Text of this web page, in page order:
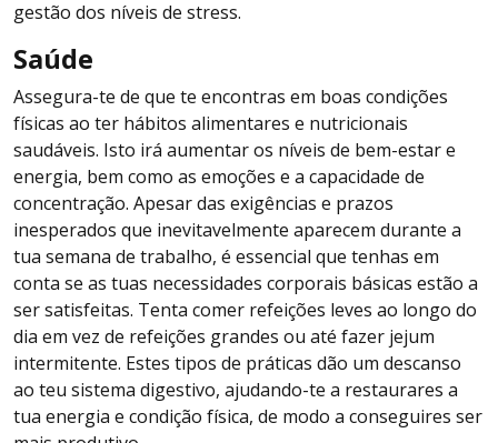
gestão dos níveis de stress.
Saúde
Assegura-te de que te encontras em boas condições
físicas ao ter hábitos alimentares e nutricionais
saudáveis. Isto irá aumentar os níveis de bem-estar e
energia, bem como as emoções e a capacidade de
concentração. Apesar das exigências e prazos
inesperados que inevitavelmente aparecem durante a
tua semana de trabalho, é essencial que tenhas em
conta se as tuas necessidades corporais básicas estão a
ser satisfeitas. Tenta comer refeições leves ao longo do
dia em vez de refeições grandes ou até fazer jejum
intermitente. Estes tipos de práticas dão um descanso
ao teu sistema digestivo, ajudando-te a restaurares a
tua energia e condição física, de modo a conseguires ser